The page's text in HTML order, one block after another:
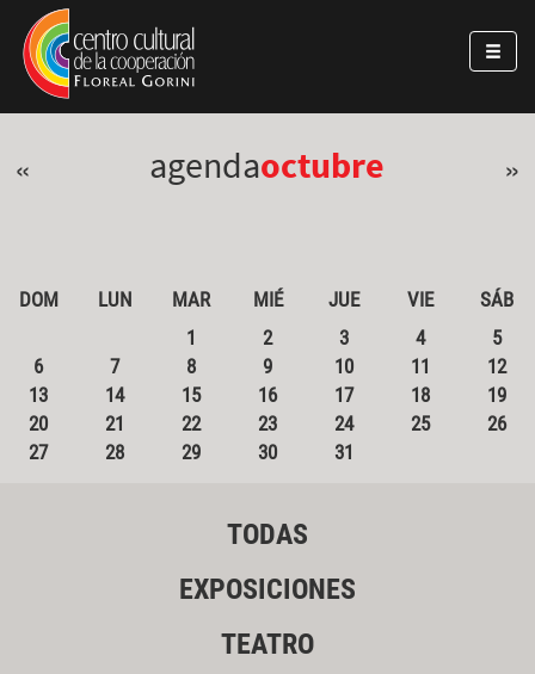
Pasar al contenido principal
Jump to main content
« agendaoctubre »
DOM LUN MAR MIÉ JUE VIE
SÁB
1
2 3 4
5
6
7 8 9 10 11
12
13
14 15 16 17 18
19
20
21 22 23 24 25
26
27
28 29 30 31
TODAS
EXPOSICIONES
TEATRO